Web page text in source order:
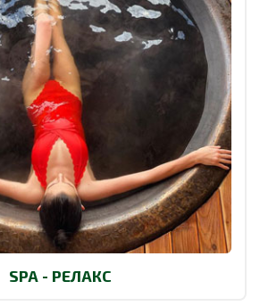
SPA - РЕЛАКС